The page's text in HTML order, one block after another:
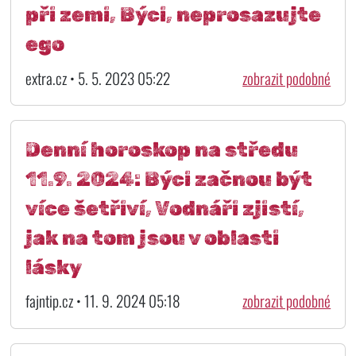
při zemi, Býci, neprosazujte
ego
extra.cz • 5. 5. 2023 05:22 zobrazit podobné
Denní horoskop na středu
11.9. 2024: Býci začnou být
více šetřiví, Vodnáři zjistí,
jak na tom jsou v oblasti
lásky
fajntip.cz • 11. 9. 2024 05:18 zobrazit podobné